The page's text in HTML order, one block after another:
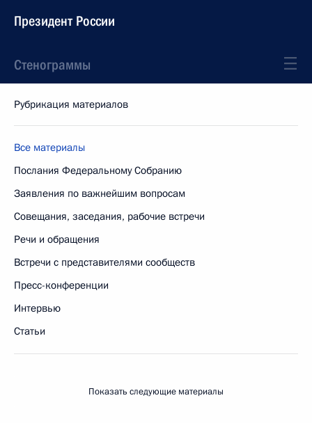
Президент России
Стенограммы
Рубрикация материалов
Все материалы
Послания Федеральному Собранию
Заявления по важнейшим вопросам
Совещания, заседания, рабочие встречи
Речи и обращения
Встречи с представителями сообществ
Пресс-конференции
Интервью
Статьи
Показать следующие материалы